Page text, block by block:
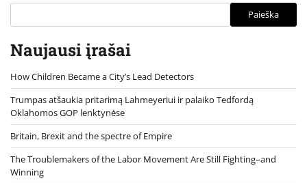
Paieška
Naujausi įrašai
How Children Became a City’s Lead Detectors
Trumpas atšaukia pritarimą Lahmeyeriui ir palaiko Tedfordą
Oklahomos GOP lenktynėse
Britain, Brexit and the spectre of Empire
The Troublemakers of the Labor Movement Are Still Fighting–and
Winning